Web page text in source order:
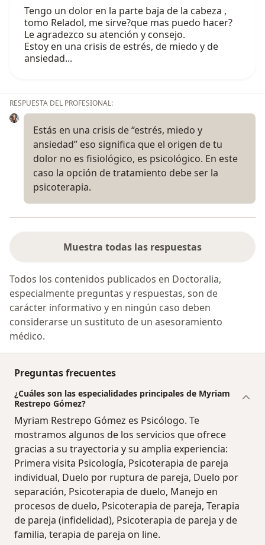
Tengo un dolor en la parte baja de la cabeza ,
tomo Reladol, me sirve?que mas puedo hacer?
Le agradezco su atención y consejo.
Estoy en una crisis de estrés, de miedo y de
ansiedad...
RESPUESTA DEL PROFESIONAL:
Estás en una crisis de “estrés, miedo y
ansiedad” eso significa que el origen de tu
dolor no es fisiológico, es psicológico. En este
caso la opción de tratamiento debe ser la
psicoterapia.
Muestra todas las respuestas
Todos los contenidos publicados en Doctoralia,
especialmente preguntas y respuestas, son de
carácter informativo y en ningún caso deben
considerarse un sustituto de un asesoramiento
médico.
Preguntas frecuentes
¿Cuáles son las especialidades principales de Myriam
Restrepo Gómez?
Myriam Restrepo Gómez es Psicólogo. Te
mostramos algunos de los servicios que ofrece
gracias a su trayectoria y su amplia experiencia:
Primera visita Psicología, Psicoterapia de pareja
individual, Duelo por ruptura de pareja, Duelo por
separación, Psicoterapia de duelo, Manejo en
procesos de duelo, Psicoterapia de pareja, Terapia
de pareja (infidelidad), Psicoterapia de pareja y de
familia, terapia de pareja on line.